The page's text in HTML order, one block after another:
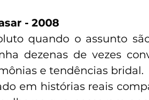
- 2008
quando o assunto
dezenas de vezes
e tendências bridal.
em histórias reais